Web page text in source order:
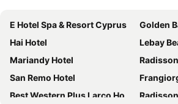
E Hotel Spa & Resort Cyprus
Golden
Hai Hotel
Lebay
Mariandy Hotel
Radisson
San Remo Hotel
Best Western Plus Larco Hotel